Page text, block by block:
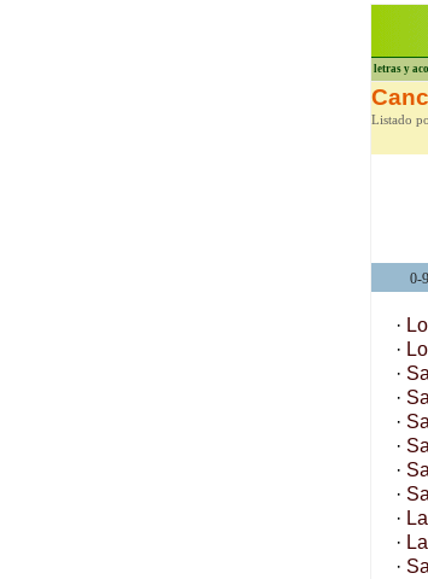
letras y
Listado
0-9
·
·
·
·
·
·
·
·
·
·
·